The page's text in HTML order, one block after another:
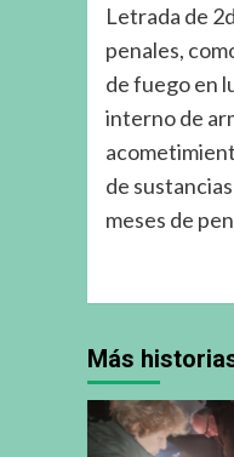
Letrada de
penales,
de fuego en
interno de
de
meses de
Más